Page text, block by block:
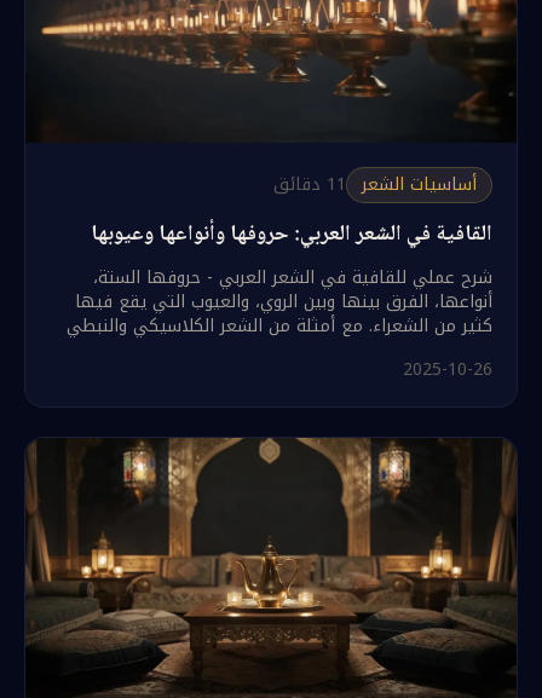
أساسيات الشعر 11 دقائق
القافية في الشعر العربي: حروفها وأنواعها وعيوبها
شرح عملي للقافية في الشعر العربي - حروفها الستة،
أنواعها، الفرق بينها وبين الروي، والعيوب التي يقع فيها
كثير من الشعراء. مع أمثلة من الشعر الكلاسيكي والنبطي
2025-10-26